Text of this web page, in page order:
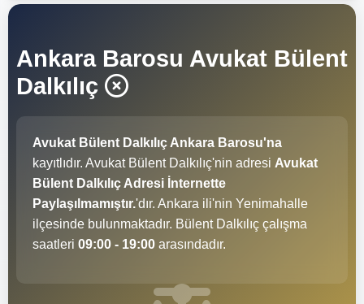
Ankara Barosu Avukat Bülent
Dalkılıç
Avukat Bülent Dalkılıç Ankara Barosu'na
kayıtlıdır. Avukat Bülent Dalkılıç'nin adresi Avukat
Bülent Dalkılıç Adresi İnternette
Paylaşılmamıştır.'dır. Ankara ili'nin Yenimahalle
ilçesinde bulunmaktadır. Bülent Dalkılıç çalışma
saatleri 09:00 - 19:00 arasındadır.